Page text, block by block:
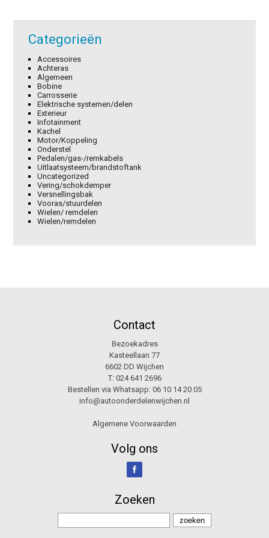
Categorieën
Accessoires
Achteras
Algemeen
Bobine
Carrosserie
Elektrische systemen/delen
Exterieur
Infotainment
Kachel
Motor/Koppeling
Onderstel
Pedalen/gas-/remkabels
Uitlaatsysteem/brandstoftank
Uncategorized
Vering/schokdemper
Versnellingsbak
Vooras/stuurdelen
Wielen/ remdelen
Wielen/remdelen
Contact
Bezoekadres
Kasteellaan 77
6602 DD Wijchen
T: 024 641 2696
Bestellen via Whatsapp: 06 10 14 20 05
info@autoonderdelenwijchen.nl
Algemene Voorwaarden
Volg ons
Zoeken